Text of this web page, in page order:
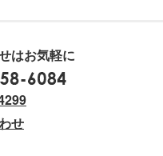
はお気軽に